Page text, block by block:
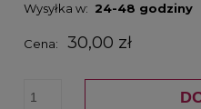
Wysyłka w: 24-48 godziny
Cena: 30,00 zł